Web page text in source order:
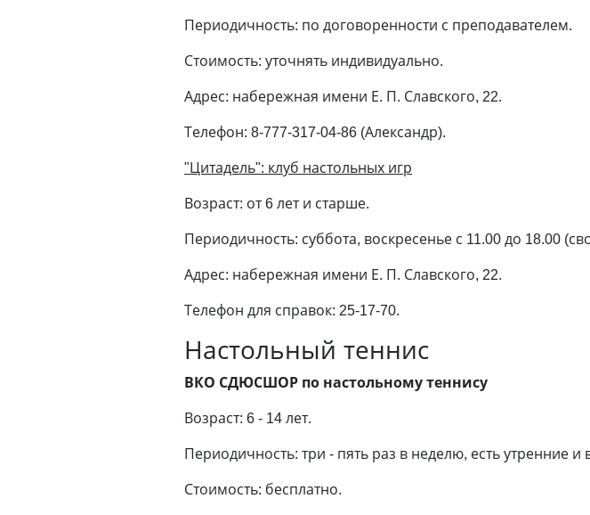
Периодичность: по договоренности с преподавателем.
Стоимость: уточнять индивидуально.
Адрес: набережная имени Е. П. Славского, 22.
Телефон: 8-777-317-04-86 (Александр).
"Цитадель": клуб настольных игр
Возраст: от 6 лет и старше.
Периодичность: суббота, воскресенье с 11.00 до 18.00
Адрес: набережная имени Е. П. Славского, 22.
Телефон для справок: 25-17-70.
Настольный теннис
ВКО СДЮСШОР по настольному теннису
Возраст: 6 - 14 лет.
Периодичность: три - пять раз в неделю, есть утренние и
Стоимость: бесплатно.